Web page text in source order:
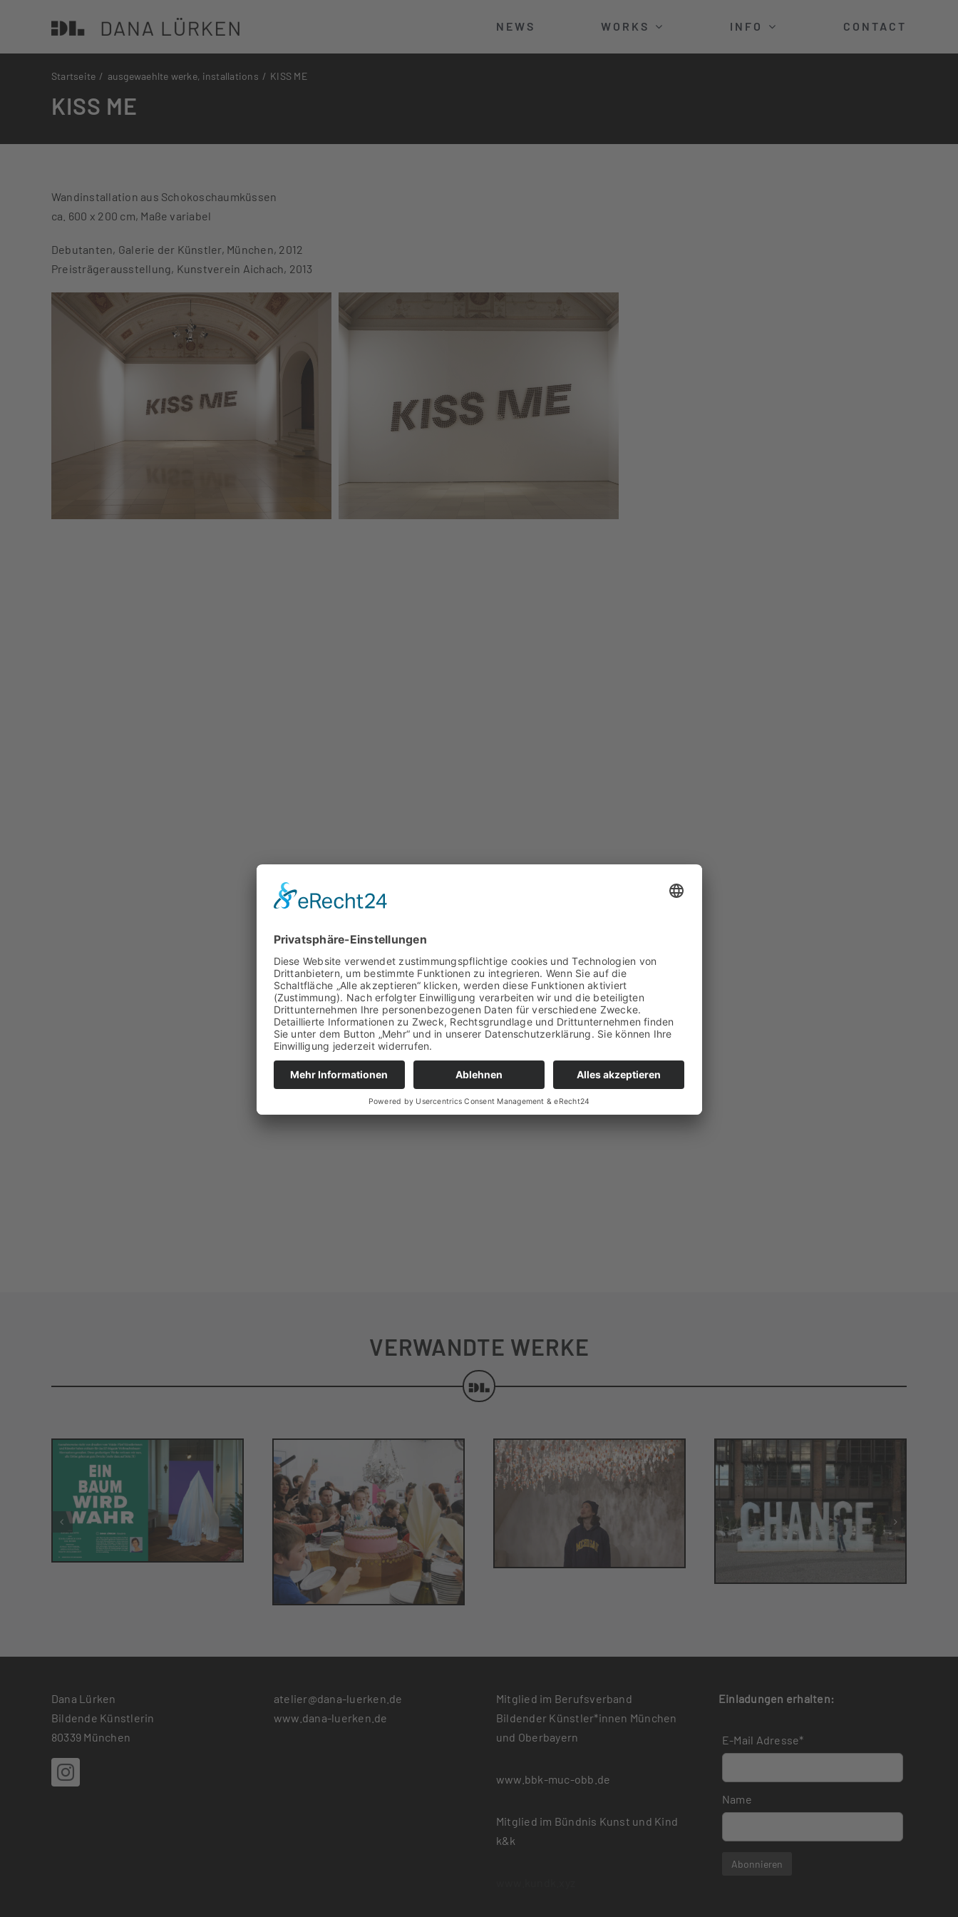
NEWS WORKS INFO CONTACT
Startseite ausgewaehlte werke installations KISS ME
KISS ME
Wandinstallation aus Schokoschaumküssen
ca. 600 x 200 cm, Maße variabel
Debutanten, Galerie der Künstler, München, 2012
Preisträgerausstellung, Kunstverein Aichach, 2013
VERWANDTE WERKE
DER BAUM IST
WEG
WUNSCH UND
WIRKLICHKEIT
SO GERNE HÄTTE
ICH SÜSIGKEITEN
CHANGE
Dana Lürken
Bildende Künstlerin
80339 München
atelier@dana-luerken.de
www.dana-luerken.de
Mitglied im Berufsverband
Bildender Künstler*innen München
und Oberbayern
www.bbk-muc-obb.de
Mitglied im Bündnis Kunst und Kind
k&k
Einladungen erhalten:
E-Mail Adresse*
Name